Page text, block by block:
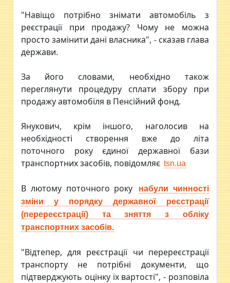
"Навіщо потрібно знімати автомобіль з
реєстрації при продажу? Чому не можна
просто замінити дані власника", - сказав глава
держави.
За його словами, необхідно також
переглянути процедуру сплати збору при
продажу автомобіля в Пенсійний фонд.
Янукович, крім іншого, наголосив на
необхідності створення вже до літа
поточного року єдиної державної бази
транспортних засобів, повідомляє tsn.ua
В лютому поточного року
набули чинності
зміни у порядку державної реєстрації
(перереєстрації) та зняття з обліку
транспортних засобів.
"Відтепер, для реєстрації чи перереєстрації
транспорту не потрібні документи, що
підтверджують оцінку їх вартості", - розповіла